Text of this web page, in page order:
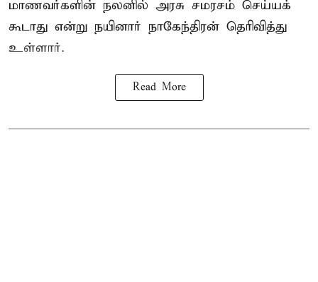
மாணவர்களின் நலனில் அரசு சமரசம் செய்யக்
கூடாது என்று நயினார் நாகேந்திரன் தெரிவித்து
உள்ளார்.
Read More